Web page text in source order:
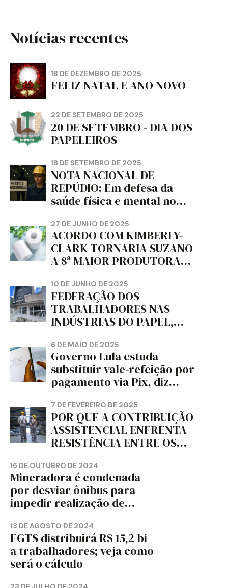
Notícias recentes
18 DE DEZEMBRO DE 2025
FELIZ NATAL E ANO NOVO
22 DE SETEMBRO DE 2025
20 DE SETEMBRO - DIA DOS
PAPELEIROS
18 DE SETEMBRO DE 2025
NOTA NACIONAL DE
REPÚDIO: Em defesa da
saúde física e mental no
da dignidade sindical.
27 DE JUNHO DE 2025
ACORDO COM KIMBERLY-
CLARK TORNARIA SUZANO
A 8ª MAIOR PRODUTORA
MUNDO, DIZ FITCH
10 DE JUNHO DE 2025
FEDERAÇÃO DOS
TRABALHADORES NAS
INDÚSTRIAS DO PAPEL,
CORTIÇA E ARTEFATOS DE
PAPEL DO ESTADO DO
PARANÁ – FETRAPEL-PR
6 DE MAIO DE 2025
Governo Lula estuda
substituir vale-refeição por
pagamento via Pix, diz
7 DE FEVEREIRO DE 2025
POR QUE A CONTRIBUIÇÃO
ASSISTENCIAL ENFRENTA
RESISTÊNCIA ENTRE OS
16 DE OUTUBRO DE 2024
Mineradora é condenada
por desviar ônibus para
impedir realização de
13 DE AGOSTO DE 2024
FGTS distribuirá R$ 15,2 bi
a trabalhadores; veja como
será o cálculo